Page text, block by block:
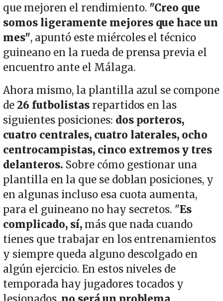
que mejoren el rendimiento. "Creo que
somos ligeramente mejores que hace un
mes", apuntó este miércoles el técnico
guineano en la rueda de prensa previa el
encuentro ante el Málaga.
Ahora mismo, la plantilla azul se compone
de26 futbolistasrepartidos en las
siguientes posiciones: dos porteros,
cuatro centrales, cuatro laterales, ocho
centrocampistas, cinco extremos y tres
delanteros. Sobre cómo gestionar una
plantilla en la que se doblan posiciones, y
en algunas incluso esa cuota aumenta,
para el guineano no hay secretos. "Es
complicado, sí,más que nada cuando
tienes que trabajar en los entrenamientos
y siempre queda alguno descolgado en
algún ejercicio. En estos niveles de
temporada hay jugadores tocados y